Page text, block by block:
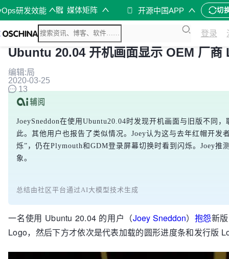
研发效能 媒体矩阵 开源中国APP 切
登录
Ubuntu 20.04 开机画面显示 OEM 厂商
编辑:局
2020-03-25
13
JoeySneddon在使用Ubuntu20.04时发现开机画面与旧版不同
此。其他用户也报告了类似情况。Joey认为这与去年红帽开发
烁”，仍在Plymouth和GDM登录屏幕切换时看到闪烁。Joey
象。
总结由社区平台通过AI大模型技术生成
一名使用 Ubuntu 20.04 的用户（Joey Sneddon） 抱怨新
Logo，然后下方才依次是代表加载的圆形进度条和发行版